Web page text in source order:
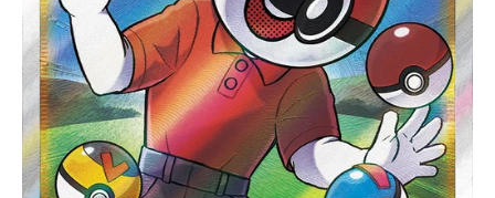
プ
ホ
ビ
ビ
通
販
部